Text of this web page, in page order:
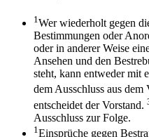
1 Wer wiederholt gegen
Bestimmungen oder
oder in anderer Weise
Ansehen und den
steht, kann entweder mit
dem Ausschluss aus dem
entscheidet der Vorstand.
Ausschluss zur Folge.
1 Einsprüche gegen